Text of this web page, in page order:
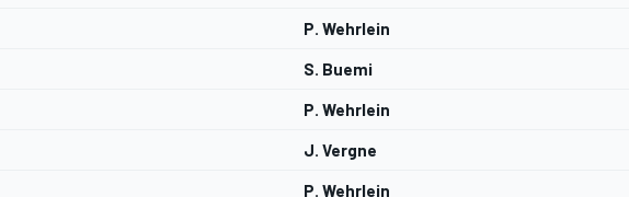
P. Wehrlein
S. Buemi
P. Wehrlein
J. Vergne
P. Wehrlein